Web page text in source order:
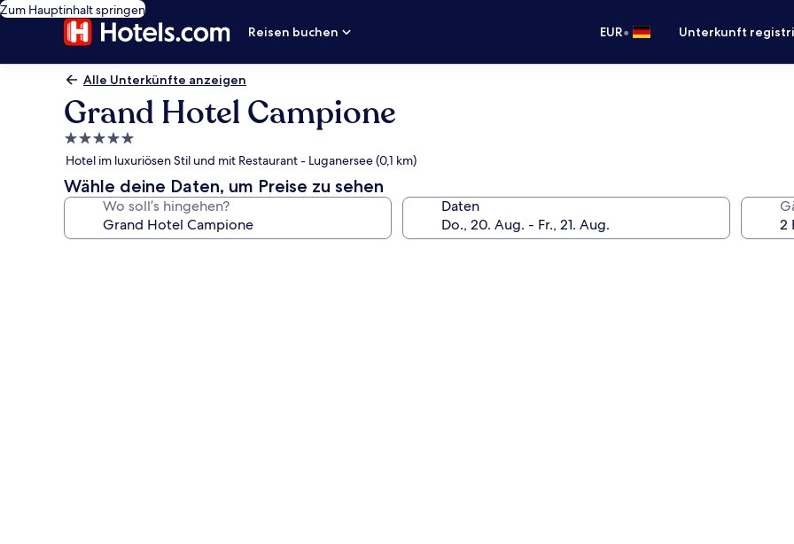
Zum Hauptinhalt springen
Reisen buchen
EUR• Unterkunft
Alle Unterkünfte anzeigen
Grand Hotel Campione
5.0-
Sterne-
Unterkunft
Hotel im luxuriösen Stil und mit Restaurant - Luganersee (0,1 km)
Wähle deine Daten, um Preise zu sehen
Wo soll’s hingehen? Daten